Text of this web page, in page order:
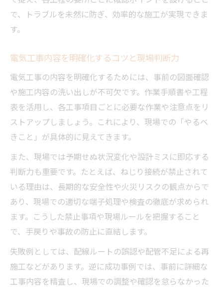
で、トラブルを未然に防ぎ、効率的な施工が実現できま
す。
電気工事内容を明確化するコツと現場判断力
電気工事の内容を明確化するためには、事前の図面確認
や施工内容の洗い出しが不可欠です。作業手順書や工程
表を活用し、各工事項目ごとに必要な作業や注意点をリ
ストアップしましょう。これにより、現場での「やるべ
きこと」が具体的に見えてきます。
また、現場では予期せぬ状況変化や設計ミスに即応する
判断力も重要です。たとえば、ねじり接続が禁止されて
いる理由は、長期的な安全性や火災リスクの観点からで
あり、現場での適切な端子処理や検査の徹底が求められ
ます。こうした禁止事項や現場ルールを把握すること
で、手戻りや事故の防止に直結します。
失敗例としては、配線ルートの誤認や配管不足による再
施工などがあります。逆に成功事例では、事前に詳細な
工事内容を精査し、現場での調整や確認を怠らなかった